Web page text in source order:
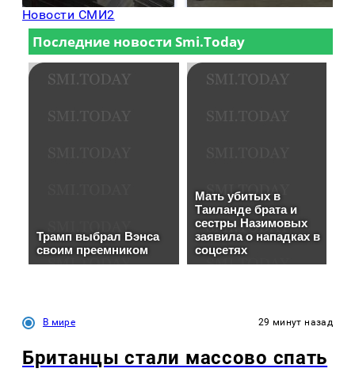
Новости СМИ2
В мире 29 минут назад
Британцы стали массово спать